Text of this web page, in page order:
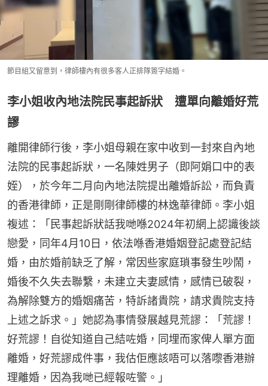
節目組又留意到，律師樓內有很多客人正排隊簽字結婚。
李小姐收內地法院民事起訴狀 遭單向離婚好荒
謬
離開律師行後，李小姐母親在家中收到一封來自內地
法院的民事起訴狀，一名陳姓男子（即阿娟口中的表
姪），於今年二月向內地法院提出離婚訴訟，而負責
的香港律師，正是剛剛律師樓的林逸華律師。李小姐
複述：「民事起訴狀話我哋喺2024年初網上認識後談
戀愛，同年4月10日，依法喺香港婚姻登記處登記結
婚，由於婚前缺乏了解，常因些家庭瑣事發生吵鬧，
婚後不久失去聯繫，未建立夫妻感情，感情已破裂，
為解除雙方的婚姻痛苦，特訴諸貴院，請求貴院支持
上述之訴求。」她認為事情發展越見荒謬：「荒謬！
好荒謬！自從知道自己結咗婚，同埋而家俾人單方面
離婚，好荒謬成件事，我估佢應該唔可以落嚟香港辦
理離婚，因為我哋已經報咗警。」